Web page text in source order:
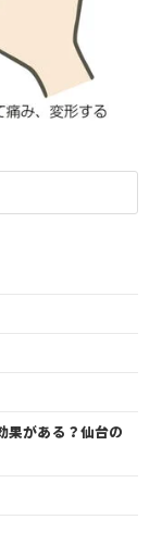
果がある？仙台の